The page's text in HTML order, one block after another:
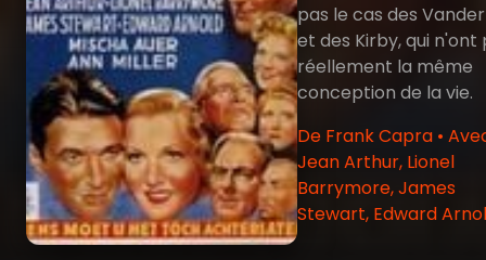
pas le cas des
et des Kirby, qui n'ont
réellement la même
conception de la vie.
De Frank Capra •
Jean Arthur, Lionel
Barrymore, James
Stewart, Edward